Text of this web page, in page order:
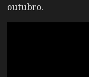
outubro.